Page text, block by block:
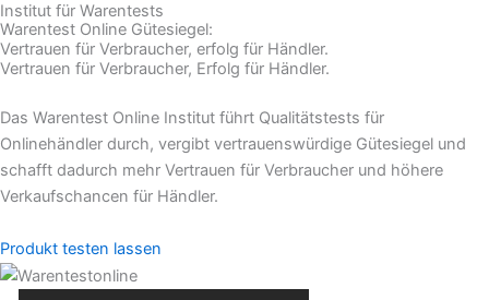
Institut für Warentests
Warentest Online Gütesiegel:
Vertrauen für Verbraucher, erfolg für Händler.
Vertrauen für Verbraucher, Erfolg für Händler.
Das Warentest Online Institut führt Qualitätstests für
Onlinehändler durch, vergibt vertrauenswürdige Gütesiegel und
schafft dadurch mehr Vertrauen für Verbraucher und höhere
Verkaufschancen für Händler.
Produkt testen lassen